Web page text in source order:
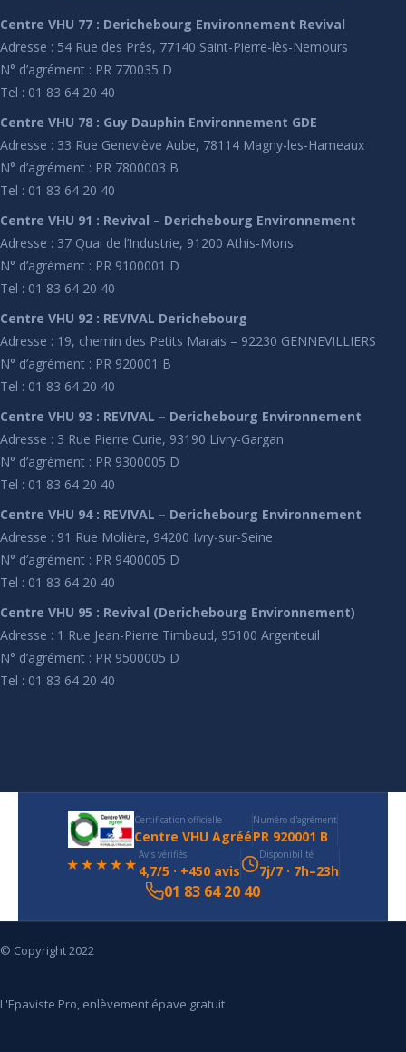
Centre VHU 77 : Derichebourg Environnement Revival
Adresse : 54 Rue des Prés, 77140 Saint-Pierre-lès-Nemours
N° d’agrément : PR 770035 D
Tel : 01 83 64 20 40
Centre VHU 78 : Guy Dauphin Environnement GDE
Adresse : 33 Rue Geneviève Aube, 78114 Magny-les-Hameaux
N° d’agrément : PR 7800003 B
Tel : 01 83 64 20 40
Centre VHU 91 : Revival – Derichebourg Environnement
Adresse : 37 Quai de l’Industrie, 91200 Athis-Mons
N° d’agrément : PR 9100001 D
Tel : 01 83 64 20 40
Centre VHU 92 : REVIVAL Derichebourg
Adresse : 19, chemin des Petits Marais – 92230 GENNEVILLIERS
N° d’agrément : PR 920001 B
Tel : 01 83 64 20 40
Centre VHU 93 : REVIVAL – Derichebourg Environnement
Adresse : 3 Rue Pierre Curie, 93190 Livry-Gargan
N° d’agrément : PR 9300005 D
Tel : 01 83 64 20 40
Centre VHU 94 : REVIVAL – Derichebourg Environnement
Adresse : 91 Rue Molière, 94200 Ivry-sur-Seine
N° d’agrément : PR 9400005 D
Tel : 01 83 64 20 40
Centre VHU 95 : Revival (Derichebourg Environnement)
Adresse : 1 Rue Jean-Pierre Timbaud, 95100 Argenteuil
N° d’agrément : PR 9500005 D
Tel : 01 83 64 20 40
Certification officielle
Centre VHU Agréé
Numéro d'agrément
PR 920001 B
★★★★★ Avis vérifiés
4,7/5 · +450 avis
Disponibilité
7j/7 · 7h–23h
01 83 64 20 40
© Copyright 2022
L'Epaviste Pro, enlèvement épave gratuit